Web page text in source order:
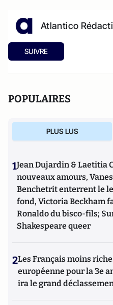
Atlantico
SUIVRE
POPULAIRES
PLUS LUS
1Jean Dujardin & Laetitia
nouveaux amours,
Benchetrit enterrent le
fond, Victoria Beckham
Ronaldo du bisco-fils;
Shakespeare queer
2Les Français moins
européenne pour la 3e
ira le grand